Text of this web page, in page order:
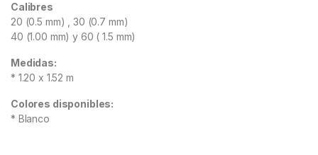
Calibres
20 (0.5 mm) , 30 (0.7 mm)
40 (1.00 mm) y 60 ( 1.5 mm)
Medidas:
* 1.20 x 1.52 m
Colores disponibles:
* Blanco